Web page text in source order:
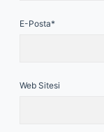
E-Posta*
Web Sitesi